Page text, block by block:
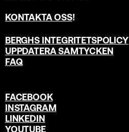
KONTAKTA OSS!
BERGHS INTEGRITETSPOLICY
UPPDATERA SAMTYCKEN
FAQ
FACEBOOK
INSTAGRAM
LINKEDIN
YOUTUBE